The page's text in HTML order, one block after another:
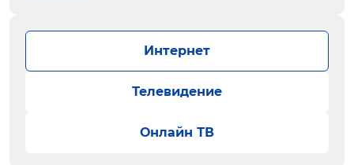
Интернет
Телевидение
Онлайн ТВ